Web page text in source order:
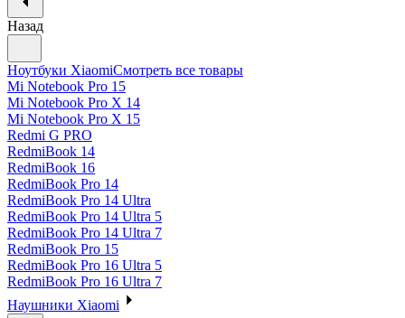
Назад
Ноутбуки XiaomiСмотреть все товары
Mi Notebook Pro 15
Mi Notebook Pro X 14
Mi Notebook Pro X 15
Redmi G PRO
RedmiBook 14
RedmiBook 16
RedmiBook Pro 14
RedmiBook Pro 14 Ultra
RedmiBook Pro 14 Ultra 5
RedmiBook Pro 14 Ultra 7
RedmiBook Pro 15
RedmiBook Pro 16 Ultra 5
RedmiBook Pro 16 Ultra 7
Наушники Xiaomi